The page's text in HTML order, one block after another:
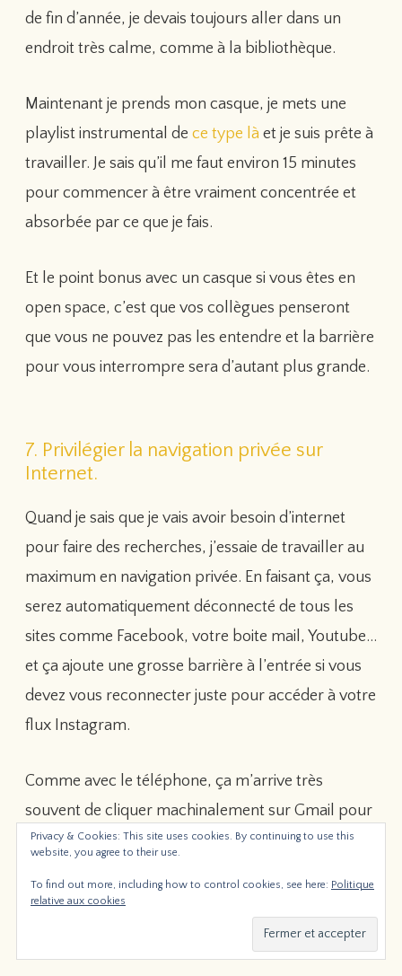
de fin d’année, je devais toujours aller dans un
endroit très calme, comme à la bibliothèque.
Maintenant je prends mon casque, je mets une
playlist instrumental de ce type là et je suis prête à
travailler. Je sais qu’il me faut environ 15 minutes
pour commencer à être vraiment concentrée et
absorbée par ce que je fais.
Et le point bonus avec un casque si vous êtes en
open space, c’est que vos collègues penseront
que vous ne pouvez pas les entendre et la barrière
pour vous interrompre sera d’autant plus grande.
7. Privilégier la navigation privée sur
Internet.
Quand je sais que je vais avoir besoin d’internet
pour faire des recherches, j’essaie de travailler au
maximum en navigation privée. En faisant ça, vous
serez automatiquement déconnecté de tous les
sites comme Facebook, votre boite mail, Youtube…
et ça ajoute une grosse barrière à l’entrée si vous
devez vous reconnecter juste pour accéder à votre
flux Instagram.
Comme avec le téléphone, ça m’arrive très
souvent de cliquer machinalement sur Gmail pour
vérifier mes mails alors que je sais très bien que ça
reconnecter me décourage et je retourne à ce que
Privacy & Cookies: This site uses cookies. By continuing to use this
website, you agree to their use.
To find out more, including how to control cookies, see here: Politique
relative aux cookies